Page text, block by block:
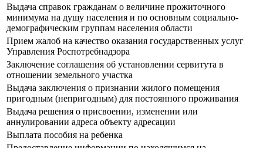
Выдача справок гражданам о величине прожиточного
минимума на душу населения и по основным социально-
демографическим группам населения области
Прием жалоб на качество оказания государственных услуг
Управления Роспотребнадзора
Заключение соглашения об установлении сервитута в
отношении земельного участка
Выдача заключения о признании жилого помещения
пригодным (непригодным) для постоянного проживания
Выдача решения о присвоении, изменении или
аннулировании адреса объекту адресации
Выплата пособия на ребенка